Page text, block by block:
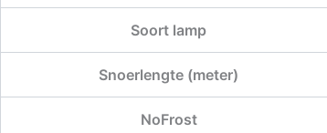
Soort lamp
Snoerlengte (meter)
NoFrost